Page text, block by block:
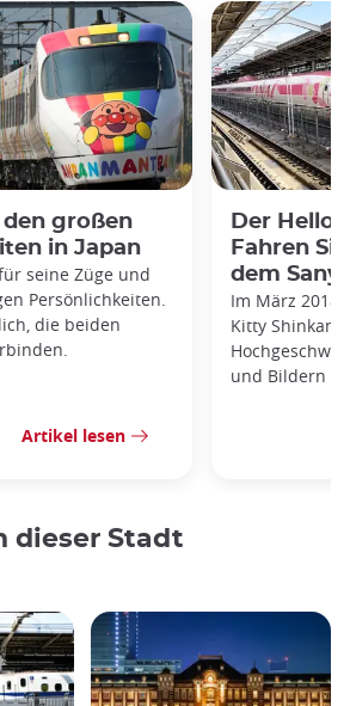
großen
in Japan
seine Züge und
Persönlichkeiten.
die beiden
Artikel lesen
Der Hello
Fahren
dem
Im März 2018
Kitty
und Bildern
dieser Stadt